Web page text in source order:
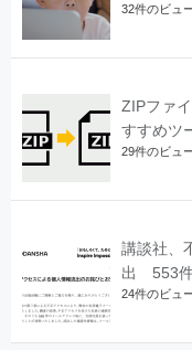
32件のビュ
ZIPファ
すすめツ
29件のビュ
講談社、
出 553件
24件のビュ